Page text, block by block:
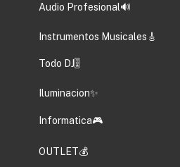
Audio Profesional🔊
Instrumentos Musicales🎸
Todo DJ🎚️
Iluminacion✨
Informatica🎮
OUTLET💰